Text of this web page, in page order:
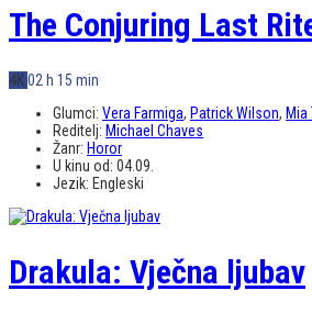
The Conjuring Last
4K02 h 15 min
Glumci: Vera Farmiga, Patrick Wilson,
Reditelj: Michael Chaves
Žanr: Horor
U kinu od: 04.09.
Jezik: Engleski
Drakula: Vječna ljubav